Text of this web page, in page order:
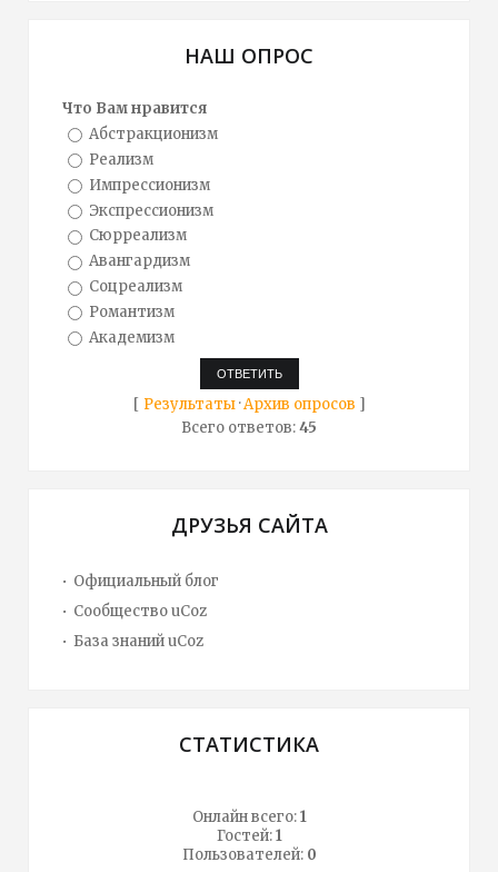
НАШ ОПРОС
Что Вам нравится
Абстракционизм
Реализм
Импрессионизм
Экспрессионизм
Сюрреализм
Авангардизм
Соцреализм
Романтизм
Академизм
[ Результаты·Архив опросов ]
Всего ответов:45
ДРУЗЬЯ САЙТА
Официальный блог
Сообщество uCoz
База знаний uCoz
СТАТИСТИКА
Онлайн всего:1
Гостей:1
Пользователей: 0